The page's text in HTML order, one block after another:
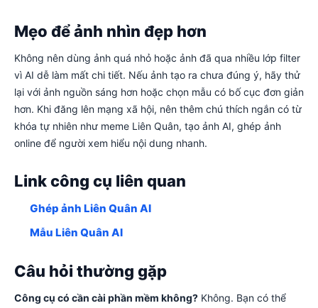
Mẹo để ảnh nhìn đẹp hơn
Không nên dùng ảnh quá nhỏ hoặc ảnh đã qua nhiều lớp filter
vì AI dễ làm mất chi tiết. Nếu ảnh tạo ra chưa đúng ý, hãy thử
lại với ảnh nguồn sáng hơn hoặc chọn mẫu có bố cục đơn giản
hơn. Khi đăng lên mạng xã hội, nên thêm chú thích ngắn có từ
khóa tự nhiên như meme Liên Quân, tạo ảnh AI, ghép ảnh
online để người xem hiểu nội dung nhanh.
Link công cụ liên quan
Ghép ảnh Liên Quân AI
Mẫu Liên Quân AI
Câu hỏi thường gặp
Công cụ có cần cài phần mềm không? Không. Bạn có thể